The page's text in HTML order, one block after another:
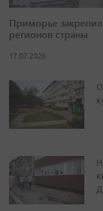
Приморье
регионов страны
17.07.2026